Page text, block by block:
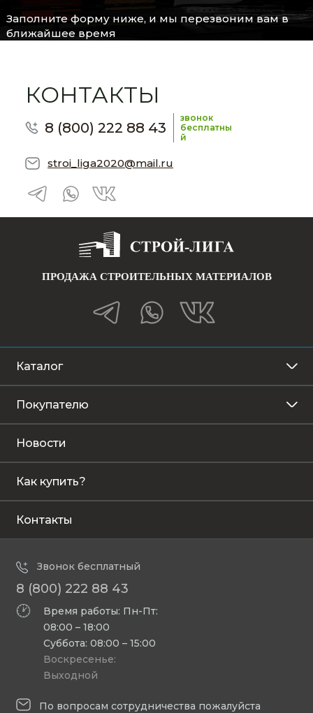
Заполните форму ниже, и мы перезвоним вам в
ближайшее время
КОНТАКТЫ
8 (800) 222 88 43
звонок
бесплатны
й
stroi_liga2020@mail.ru
ПРОДАЖА СТРОИТЕЛЬНЫХ МАТЕРИАЛОВ
Каталог
Покупателю
Новости
Как купить?
Контакты
Звонок бесплатный
8 (800) 222 88 43
Время работы: Пн-Пт:
08:00 – 18:00
Суббота: 08:00 – 15:00
Воскресенье:
Выходной
По вопросам сотрудничества пожалуйста